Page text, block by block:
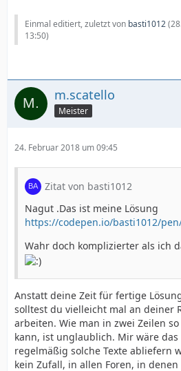
Einmal editiert, zuletzt von basti1012(
13:50)
m.scatello
Meister
24. Februar 2018 um 09:45
Zitat von basti1012
Nagut .Das ist meine Lösung
https://codepen.io/basti1012/
Wahr doch komplizierter als ich
Anstatt deine Zeit für fertige
solltest du vielleicht mal an deiner
arbeiten. Wie man in zwei Zeilen
kann, ist unglaublich. Mir wäre
regelmäßig solche Texte abliefern
kein Zufall, in allen Foren, in